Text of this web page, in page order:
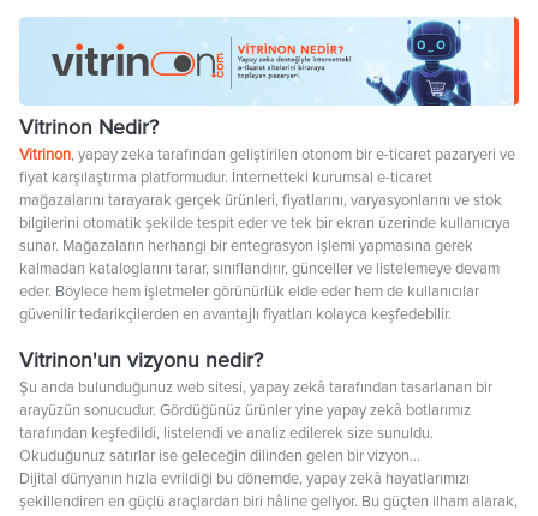
Vitrinon Nedir?
Vitrinon, yapay zeka tarafından geliştirilen otonom bir e-ticaret pazaryeri ve
fiyat karşılaştırma platformudur. İnternetteki kurumsal e-ticaret
mağazalarını tarayarak gerçek ürünleri, fiyatlarını, varyasyonlarını ve stok
bilgilerini otomatik şekilde tespit eder ve tek bir ekran üzerinde kullanıcıya
sunar. Mağazaların herhangi bir entegrasyon işlemi yapmasına gerek
kalmadan kataloglarını tarar, sınıflandırır, günceller ve listelemeye devam
eder. Böylece hem işletmeler görünürlük elde eder hem de kullanıcılar
güvenilir tedarikçilerden en avantajlı fiyatları kolayca keşfedebilir.
Vitrinon'un vizyonu nedir?
Şu anda bulunduğunuz web sitesi, yapay zekâ tarafından tasarlanan bir
arayüzün sonucudur. Gördüğünüz ürünler yine yapay zekâ botlarımız
tarafından keşfedildi, listelendi ve analiz edilerek size sunuldu.
Okuduğunuz satırlar ise geleceğin dilinden gelen bir vizyon…
Dijital dünyanın hızla evrildiği bu dönemde, yapay zekâ hayatlarımızı
şekillendiren en güçlü araçlardan biri hâline geliyor. Bu güçten ilham alarak,